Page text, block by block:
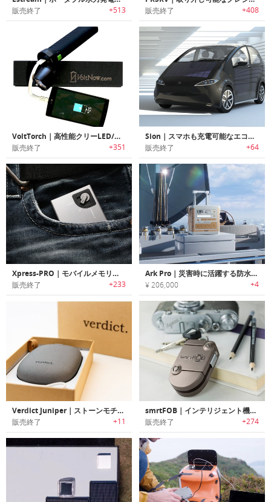
販売終了 +513 販売終了 +408
VoltTorch｜高性能クリーLED/大容量バッテリー搭載したフラッシュライト「ボルトタッチ」
販売終了 +351
Sion｜スマホも充電可能なエコフレンドリーソーラーカー「サイオン」
販売終了 +64
Xpress-PRO｜モバイルメモリー/充電ステーション「エクスプレスプロ」
販売終了 +233
Ark Pro｜災害時に活躍する防水ジェネレーター
¥ 206,000 +4
Verdict Juniper｜ストーンモチーフのオーバルシェイプポータブルチャージャー
販売終了 +11
smrtFOB｜インテリジェント機能搭載モジュラースマートワイヤレスチャージャー 「スマートフォブ」
販売終了 +274